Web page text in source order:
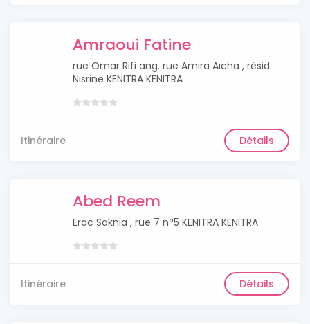
Amraoui Fatine
rue Omar Rifi ang. rue Amira Aïcha , résid.
Nisrine KENITRA KENITRA
Itinéraire Détails
Abed Reem
Erac Saknia , rue 7 n°5 KENITRA KENITRA
Itinéraire Détails